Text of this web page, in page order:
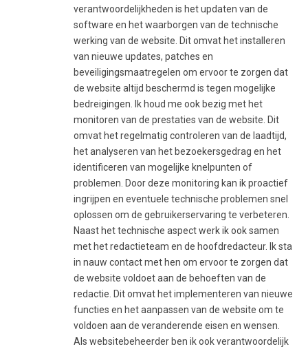
verantwoordelijkheden is het updaten van de
software en het waarborgen van de technische
werking van de website. Dit omvat het installeren
van nieuwe updates, patches en
beveiligingsmaatregelen om ervoor te zorgen dat
de website altijd beschermd is tegen mogelijke
bedreigingen. Ik houd me ook bezig met het
monitoren van de prestaties van de website. Dit
omvat het regelmatig controleren van de laadtijd,
het analyseren van het bezoekersgedrag en het
identificeren van mogelijke knelpunten of
problemen. Door deze monitoring kan ik proactief
ingrijpen en eventuele technische problemen snel
oplossen om de gebruikerservaring te verbeteren.
Naast het technische aspect werk ik ook samen
met het redactieteam en de hoofdredacteur. Ik sta
in nauw contact met hen om ervoor te zorgen dat
de website voldoet aan de behoeften van de
redactie. Dit omvat het implementeren van nieuwe
functies en het aanpassen van de website om te
voldoen aan de veranderende eisen en wensen.
Als websitebeheerder ben ik ook verantwoordelijk